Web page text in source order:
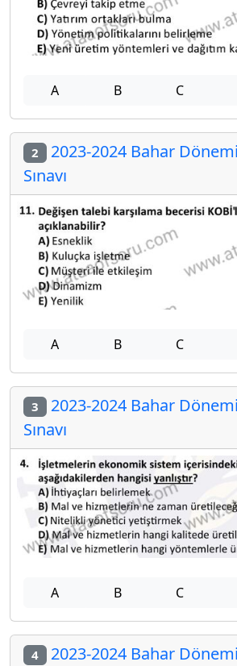
A B C
2 2023-2024 Bahar
Sınavı
A B C
3 2023-2024 Bahar
Sınavı
A B C
4 2023-2024 Bahar